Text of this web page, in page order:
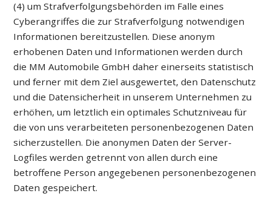
(4) um Strafverfolgungsbehörden im Falle eines
Cyberangriffes die zur Strafverfolgung notwendigen
Informationen bereitzustellen. Diese anonym
erhobenen Daten und Informationen werden durch
die MM Automobile GmbH daher einerseits statistisch
und ferner mit dem Ziel ausgewertet, den Datenschutz
und die Datensicherheit in unserem Unternehmen zu
erhöhen, um letztlich ein optimales Schutzniveau für
die von uns verarbeiteten personenbezogenen Daten
sicherzustellen. Die anonymen Daten der Server-
Logfiles werden getrennt von allen durch eine
betroffene Person angegebenen personenbezogenen
Daten gespeichert.